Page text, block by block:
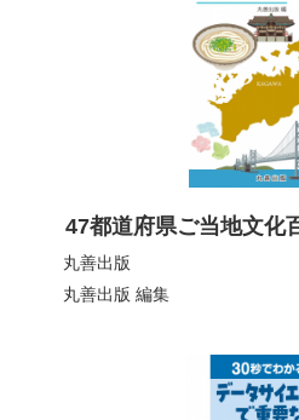
47都道府県ご当地文化
丸善出版
丸善出版 編集